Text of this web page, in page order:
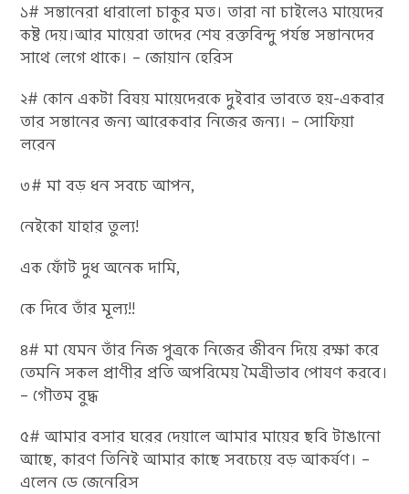
১# সন্তানেরা ধারালো চাকুর মত। তারা না চাইলেও মায়েদের
কষ্ট দেয়।আর মায়েরা তাদের শেষ রক্তবিন্দু পর্যন্ত সন্তানদের
সাথে লেগে থাকে। – জোয়ান হেরিস
২# কোন একটা বিষয় মায়েদেরকে দুইবার ভাবতে হয়-একবার
তার সন্তানের জন্য আরেকবার নিজের জন্য। – সোফিয়া
লরেন
৩# মা বড় ধন সবচে আপন,
নেইকো যাহার তুল্য!
এক ফোঁট দুধ অনেক দামি,
কে দিবে তাঁর মূল্য!!
৪# মা যেমন তাঁর নিজ পুত্রকে নিজের জীবন দিয়ে রক্ষা করে
তেমনি সকল প্রাণীর প্রতি অপরিমেয় মৈত্রীভাব পোষণ করবে।
– গৌতম বুদ্ধ
৫# আমার বসার ঘরের দেয়ালে আমার মায়ের ছবি টাঙানো
আছে, কারণ তিনিই আমার কাছে সবচেয়ে বড় আকর্ষণ। –
এলেন ডে জেনেরিস